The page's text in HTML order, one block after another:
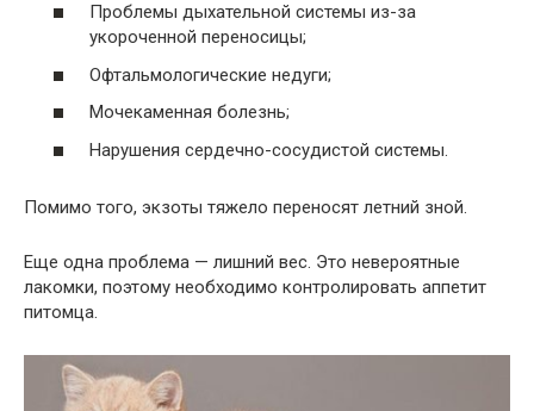
Проблемы дыхательной системы из-за
укороченной переносицы;
Офтальмологические недуги;
Мочекаменная болезнь;
Нарушения сердечно-сосудистой системы.
Помимо того, экзоты тяжело переносят летний зной.
Еще одна проблема — лишний вес. Это невероятные
лакомки, поэтому необходимо контролировать аппетит
питомца.